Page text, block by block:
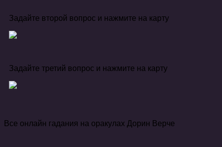
Задайте второй вопрос и нажмите на карту
Задайте третий вопрос и нажмите на карту
Все онлайн гадания на оракулах Дорин Верче